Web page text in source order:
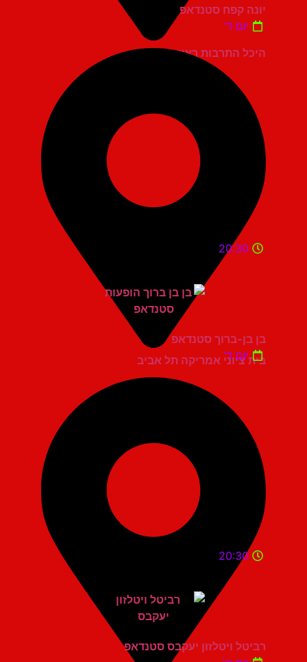
היכל התרבות ראשון לציון
יונה קפח סטנדאפ
יום ד'
בית ציוני אמריקה תל אביב
20:30
בן בן-ברוך סטנדאפ
יום ד'
20:30
רביטל ויטלזון יעקבס סטנדאפ